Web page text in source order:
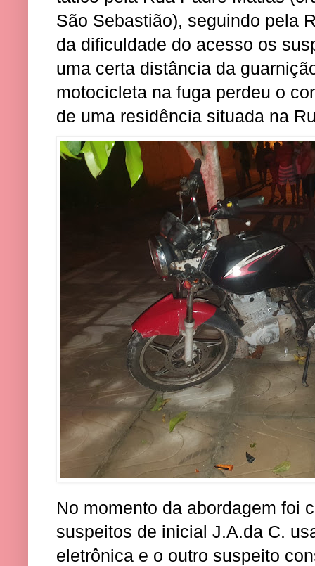
São Sebastião), seguindo pela
da dificuldade do acesso os
uma certa distância da
motocicleta na fuga perdeu o
de uma residência situada na
No momento da abordagem foi
suspeitos de inicial J.A.da C.
eletrônica e o outro suspeito